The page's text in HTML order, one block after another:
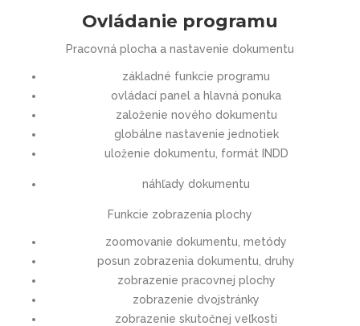
Ovládanie programu
Pracovná plocha a nastavenie dokumentu
základné funkcie programu
ovládací panel a hlavná ponuka
založenie nového dokumentu
globálne nastavenie jednotiek
uloženie dokumentu, formát INDD
náhľady dokumentu
Funkcie zobrazenia plochy
zoomovanie dokumentu, metódy
posun zobrazenia dokumentu, druhy
zobrazenie pracovnej plochy
zobrazenie dvojstránky
zobrazenie skutočnej veľkosti